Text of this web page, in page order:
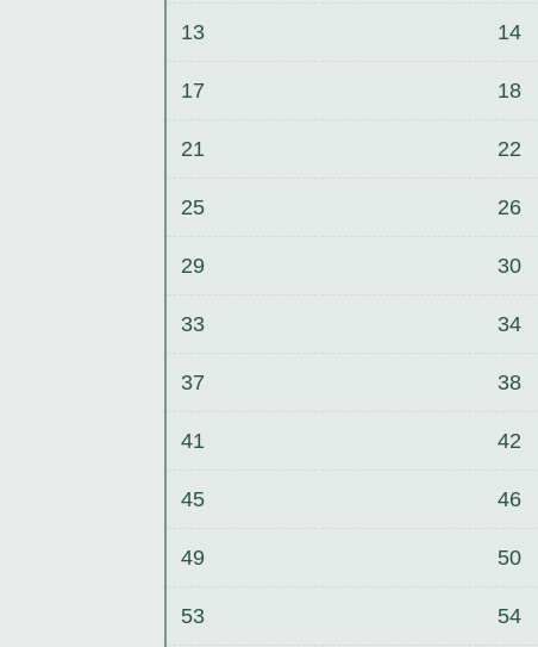
13 14
17 18
21 22
25 26
29 30
33 34
37 38
41 42
45 46
49 50
53 54